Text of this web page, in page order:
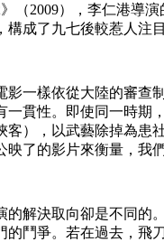
（2009），李仁港導
成了九七後較惹人注
一樣依從大陸的審
貫性。即使同一時
），以武藝除掉為
了的影片來衡量，我
解決取向卻是不同
鬥爭。若在過去，